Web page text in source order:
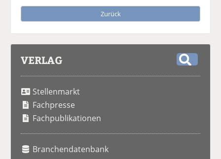
Zurück
VERLAG
Stellenmarkt
Fachpresse
Fachpublikationen
Branchendatenbank